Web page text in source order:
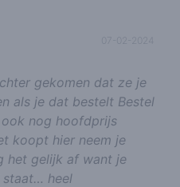
gekomen dat ze je
als je dat bestelt Bestel
nog hoofdprijs
koopt hier neem je
het gelijk af want je
heel